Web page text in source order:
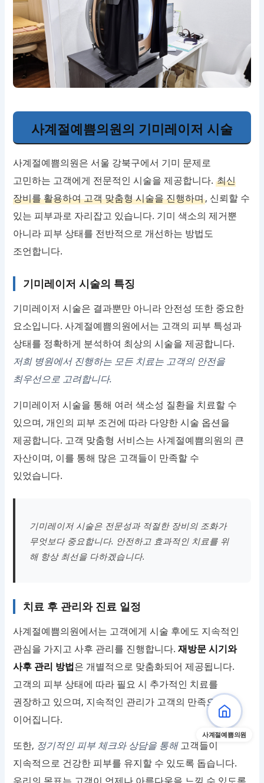
사계절예쁨의원의 기미레이저 시술
사계절예쁨의원은 서울 강북구에서 기미 문제로
고민하는 고객에게 전문적인 시술을 제공합니다.최신
장비를 활용하여 고객 맞춤형 시술을 진행하며, 신뢰할 수
있는 피부과로 자리잡고 있습니다. 기미 색소의 제거뿐
아니라 피부 상태를 전반적으로 개선하는 방법도
조언합니다.
기미레이저 시술의 특징
기미레이저 시술은 결과뿐만 아니라 안전성 또한 중요한
요소입니다. 사계절예쁨의원에서는 고객의 피부 특성과
상태를 정확하게 분석하여 최상의 시술을 제공합니다.
저희 병원에서 진행하는 모든 치료는 고객의 안전을
최우선으로 고려합니다.
기미레이저 시술을 통해 여러 색소성 질환을 치료할 수
있으며, 개인의 피부 조건에 따라 다양한 시술 옵션을
제공합니다. 고객 맞춤형 서비스는 사계절예쁨의원의 큰
자산이며, 이를 통해 많은 고객들이 만족할 수
있었습니다.
기미레이저 시술은 전문성과 적절한 장비의 조화가
무엇보다 중요합니다. 안전하고 효과적인 치료를 위
해 항상 최선을 다하겠습니다.
치료 후 관리와 진료 일정
사계절예쁨의원에서는 고객에게 시술 후에도 지속적인
관심을 가지고 사후 관리를 진행합니다.재방문 시기와
사후 관리 방법은 개별적으로 맞춤화되어 제공됩니다.
고객의 피부 상태에 따라 필요 시 추가적인 치료를
권장하고 있으며, 지속적인 관리가 고객의 만족으로
이어집니다.
또한, 정기적인 피부 체크와 상담을 통해고객들이
지속적으로 건강한 피부를 유지할 수 있도록 돕습니다.
사계절예쁨의원